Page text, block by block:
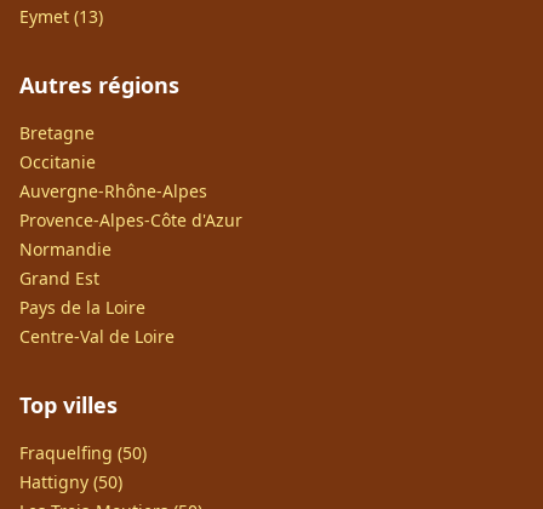
Eymet (13)
Autres régions
Bretagne
Occitanie
Auvergne-Rhône-Alpes
Provence-Alpes-Côte d'Azur
Normandie
Grand Est
Pays de la Loire
Centre-Val de Loire
Top villes
Fraquelfing (50)
Hattigny (50)